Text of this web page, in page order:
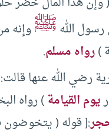
رسول اللهﷺوإنه
)رواه مسلم.
رضي الله عنها
يوم القيامة) رواه
:[ قوله ( يتخوضون